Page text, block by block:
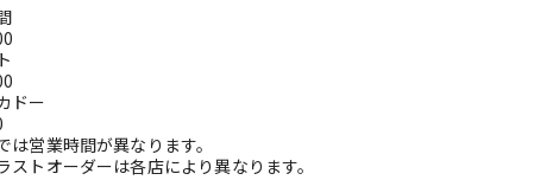
ドー
営業時間が異なります。
トオーダーは各店により異なります。